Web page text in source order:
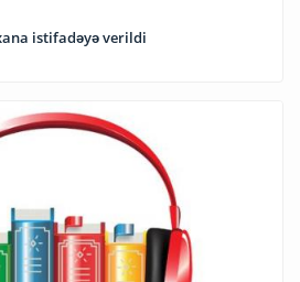
istifadəyə verildi